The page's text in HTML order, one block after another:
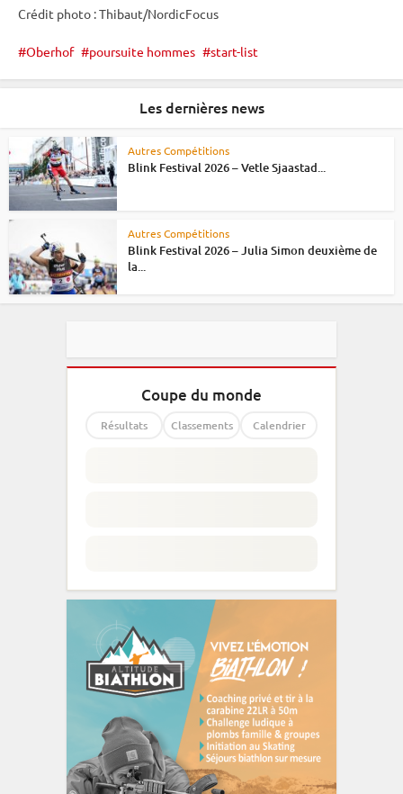
Crédit photo : Thibaut/NordicFocus
Oberhof poursuite hommes start-list
Les dernières news
Autres Compétitions
Blink Festival 2026 – Vetle Sjaastad...
Autres Compétitions
Blink Festival 2026 – Julia Simon deuxième de
la...
Coupe du monde
Résultats Classements Calendrier